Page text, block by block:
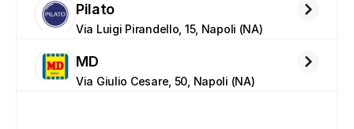
Pilato
Via Luigi Pirandello, 15, Napoli (NA)
MD
Via Giulio Cesare, 50, Napoli (NA)